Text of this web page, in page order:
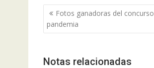
Navegación
de
entradas
Fotos ganadoras del
pandemia
Notas relacionadas